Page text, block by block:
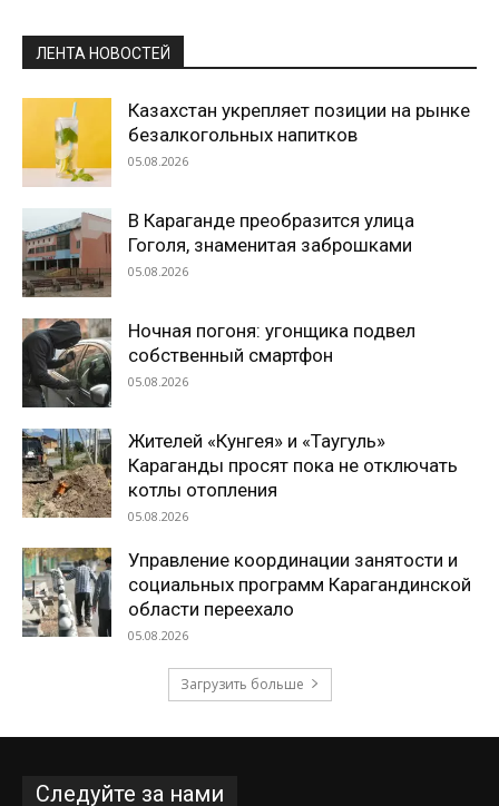
ЛЕНТА НОВОСТЕЙ
Казахстан укрепляет позиции на рынке
безалкогольных напитков
05.08.2026
В Караганде преобразится улица
Гоголя, знаменитая заброшками
05.08.2026
Ночная погоня: угонщика подвел
собственный смартфон
05.08.2026
Жителей «Кунгея» и «Таугуль»
Караганды просят пока не отключать
котлы отопления
05.08.2026
Управление координации занятости и
социальных программ Карагандинской
области переехало
05.08.2026
Загрузить больше
Следуйте за нами